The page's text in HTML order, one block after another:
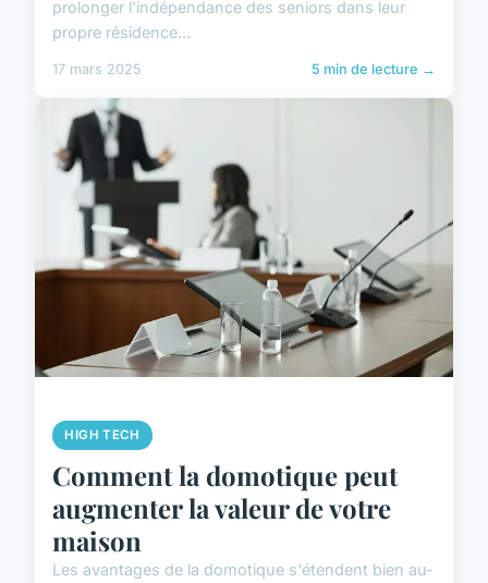
prolonger l'indépendance des seniors dans leur
propre résidence...
17 mars 2025 5 min de lecture →
HIGH TECH
Comment la domotique peut
augmenter la valeur de votre
maison
Les avantages de la domotique s'étendent bien au-